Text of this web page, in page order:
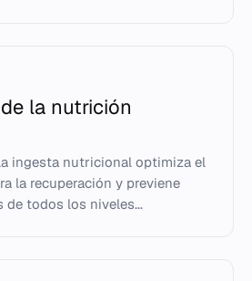
la nutrición
ingesta nutricional optimiza el
la recuperación y previene
de todos los niveles...